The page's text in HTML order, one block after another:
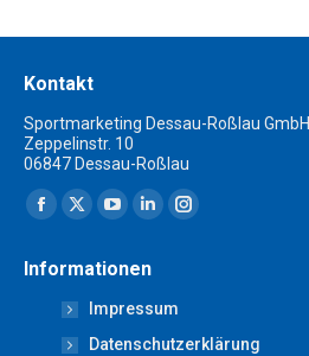
Kontakt
Sportmarketing Dessau-Roßlau GmbH
Zeppelinstr. 10
06847 Dessau-Roßlau
Finden Sie uns auf:
Facebook
opens
new
X
opens
in
new
YouTube
opens
in
new
Linkedin
opens
in
new
Instagram
new
Informationen
Impressum
Datenschutzerklärung